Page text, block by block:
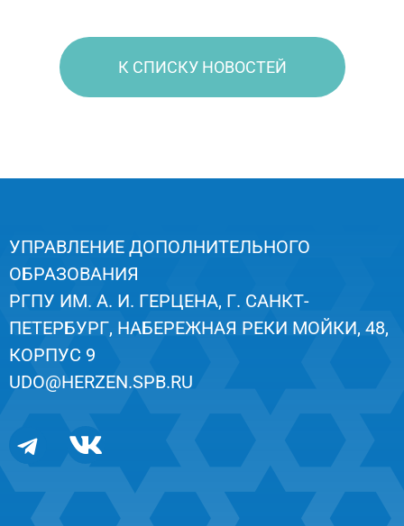
К СПИСКУ НОВОСТЕЙ
УПРАВЛЕНИЕ ДОПОЛНИТЕЛЬНОГО
ОБРАЗОВАНИЯ
РГПУ ИМ. А. И. ГЕРЦЕНА, Г. САНКТ-
ПЕТЕРБУРГ, НАБЕРЕЖНАЯ РЕКИ МОЙКИ, 48,
КОРПУС 9
UDO@HERZEN.SPB.RU